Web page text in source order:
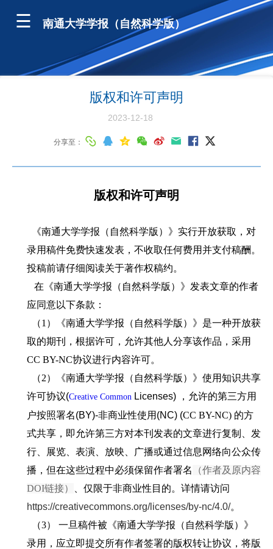
南通大学学报（自然科学版）
版权和许可声明
2023-12-18
分享至：
版权和许可声明
《南通大学学报（自然科学版）》实行开放获取，对
录用稿件免费快速发表，不收取任何费用并支付稿酬。
投稿前请仔细阅读关于著作权稿约。
在《南通大学学报（自然科学版）》发表文章的作者
应同意以下条款：
（1）《南通大学学报（自然科学版）》是一种开放获
取的期刊，根据许可，允许其他人分享该作品，采用
CC BY-NC协议进行内容许可。
（2）
《南通大学学报（自然科学版）》使用知识共享
许可协议(Creative Common Licenses) ， 允许的第三方用
户按照署名(BY)-非商业性使用 (NC) (CC BY-NC) 的方
式共享，即允许第三方对本刊发表的文章进行复制、发
行、展览、表演、放映、广播或通过信息网络向公众传
播，但在这些过程中必须保留作者署名
（作者及原内容
DOI链接）
、仅限于非商业性目的。详情请访问
https://creativecommons.org/licenses/by-nc/4.0/。
（3）
一旦稿件被《南通大学学报（自然科学版 ） 》
录用，应立即提交所有作者签署的版权转让协议，将版